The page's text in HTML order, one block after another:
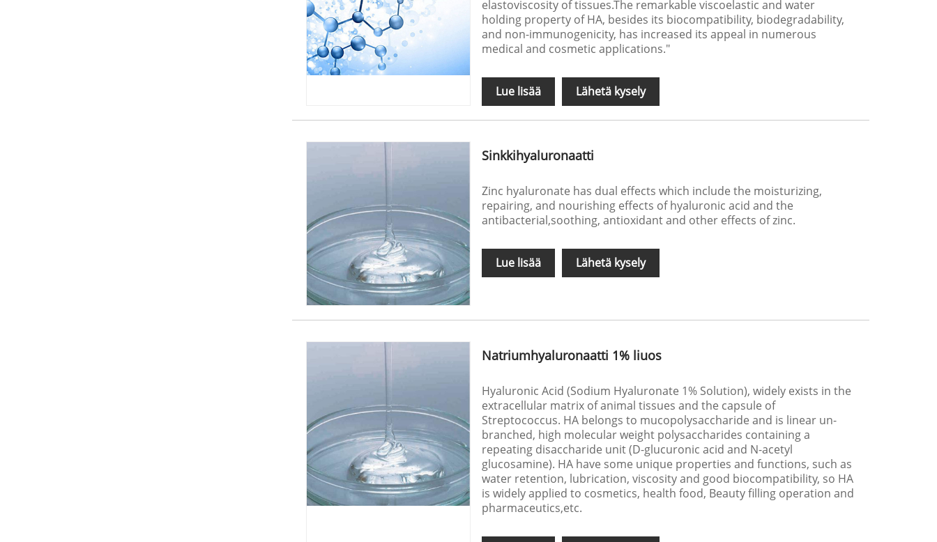
elastoviscosity of tissues.The remarkable viscoelastic and water
holding property of HA, besides its biocompatibility, biodegradability,
and non-immunogenicity, has increased its appeal in numerous
medical and cosmetic applications."
Lue lisää Lähetä kysely
Sinkkihyaluronaatti
Zinc hyaluronate has dual effects which include the moisturizing,
repairing, and nourishing effects of hyaluronic acid and the
antibacterial,soothing, antioxidant and other effects of zinc.
Lue lisää Lähetä kysely
Natriumhyaluronaatti 1% liuos
Hyaluronic Acid (Sodium Hyaluronate 1% Solution), widely exists in the
extracellular matrix of animal tissues and the capsule of
Streptococcus. HA belongs to mucopolysaccharide and is linear un-
branched, high molecular weight polysaccharides containing a
repeating disaccharide unit (D-glucuronic acid and N-acetyl
glucosamine). HA have some unique properties and functions, such as
water retention, lubrication, viscosity and good biocompatibility, so HA
is widely applied to cosmetics, health food, Beauty filling operation and
pharmaceutics,etc.